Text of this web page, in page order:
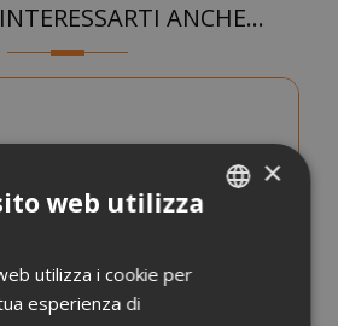
ANCHE...
×
web utilizza
utilizza i cookie per
esperienza di